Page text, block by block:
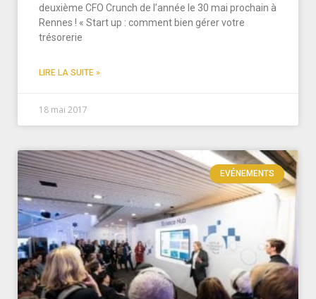
deuxième CFO Crunch de l’année le 30 mai prochain à
Rennes ! « Start up : comment bien gérer votre
trésorerie
LIRE LA SUITE »
18 mai 2017
EVÉNEMENTS